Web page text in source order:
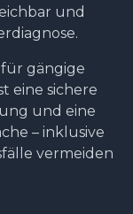
und
gängige
eine sichere
und eine
– inklusive
vermeiden